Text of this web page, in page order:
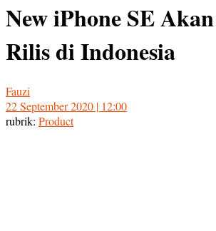
New iPhone SE
Rilis di Indonesia
Fauzi
22 September 2020 | 12:00
rubrik: Product